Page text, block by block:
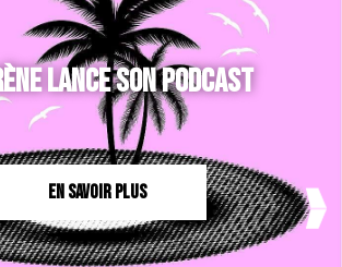
LANCE SON PODCAST
EN SAVOIR PLUS